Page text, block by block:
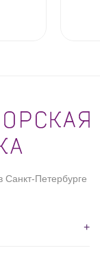
Петербурге
+